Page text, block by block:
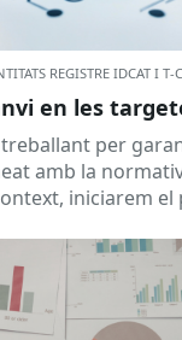
REGISTRE IDCAT I T-
en les
treballant per
amb la
iniciarem el